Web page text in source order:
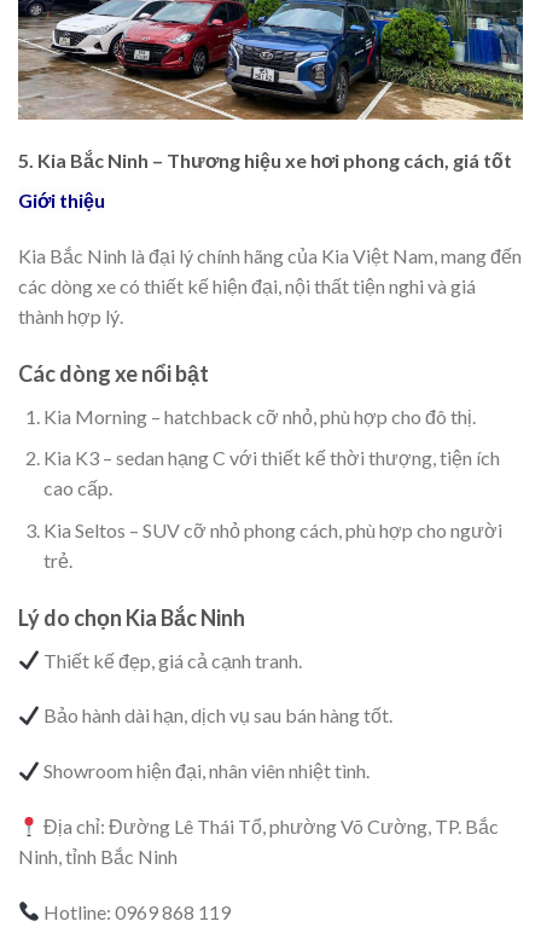
5. Kia Bắc Ninh – Thương hiệu xe hơi phong cách, giá tốt
Giới thiệu
Kia Bắc Ninh là đại lý chính hãng của Kia Việt Nam, mang đến
các dòng xe có thiết kế hiện đại, nội thất tiện nghi và giá
thành hợp lý.
Các dòng xe nổi bật
Kia Morning – hatchback cỡ nhỏ, phù hợp cho đô thị.
Kia K3 – sedan hạng C với thiết kế thời thượng, tiện ích
cao cấp.
Kia Seltos – SUV cỡ nhỏ phong cách, phù hợp cho người
trẻ.
Lý do chọn Kia Bắc Ninh
Thiết kế đẹp, giá cả cạnh tranh.
Bảo hành dài hạn, dịch vụ sau bán hàng tốt.
Showroom hiện đại, nhân viên nhiệt tình.
Địa chỉ: Đường Lê Thái Tổ, phường Võ Cường, TP. Bắc
Ninh, tỉnh Bắc Ninh
Hotline: 0969 868 119